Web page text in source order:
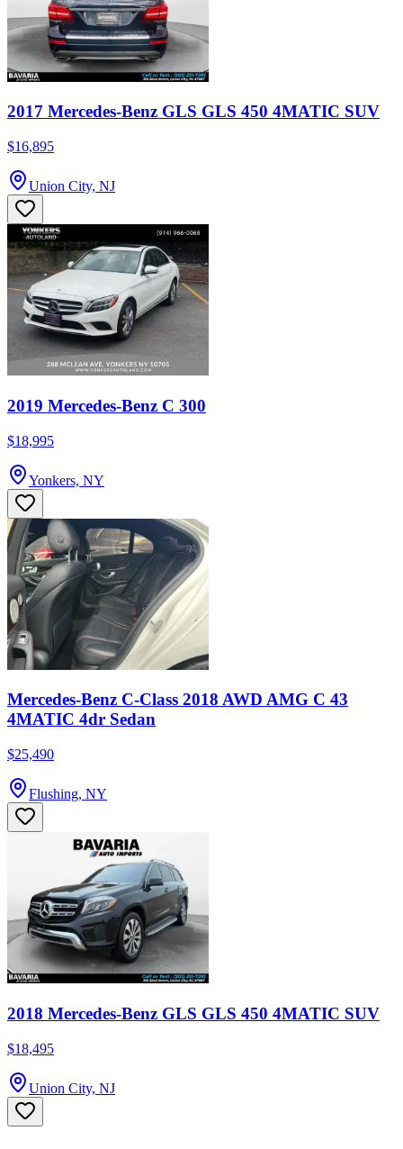
2017 Mercedes-Benz GLS GLS 450 4MATIC SUV
$16,895
Union City, NJ
2019 Mercedes-Benz C 300
$18,995
Yonkers, NY
Mercedes-Benz C-Class 2018 AWD AMG C 43
4MATIC 4dr Sedan
$25,490
Flushing, NY
2018 Mercedes-Benz GLS GLS 450 4MATIC SUV
$18,495
Union City, NJ